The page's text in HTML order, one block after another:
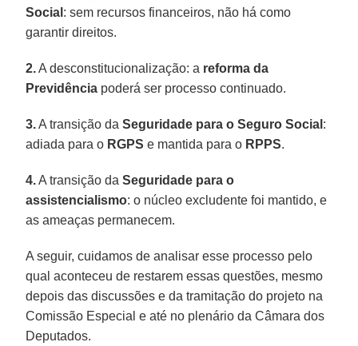
Social : sem recursos financeiros, não há como
garantir direitos.
2.A desconstitucionalização: a reforma da
Previdência poderá ser processo continuado.
3.A transição da Seguridade para o Seguro Social :
adiada para o RGPS e mantida para o RPPS.
4.A transição daSeguridade para o
assistencialismo: o núcleo excludente foi mantido, e
as ameaças permanecem.
A seguir, cuidamos de analisar esse processo pelo
qual aconteceu de restarem essas questões, mesmo
depois das discussões e da tramitação do projeto na
Comissão Especial e até no plenário da Câmara dos
Deputados.